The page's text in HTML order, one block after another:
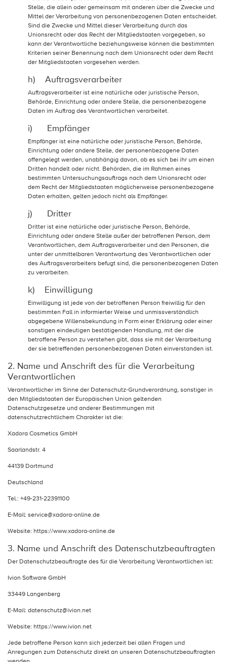
Stelle, die allein oder gemeinsam mit anderen über die Zwecke und
Mittel der Verarbeitung von personenbezogenen Daten entscheidet.
Sind die Zwecke und Mittel dieser Verarbeitung durch das
Unionsrecht oder das Recht der Mitgliedstaaten vorgegeben, so
kann der Verantwortliche beziehungsweise können die bestimmten
Kriterien seiner Benennung nach dem Unionsrecht oder dem Recht
der Mitgliedstaaten vorgesehen werden.
h) Auftragsverarbeiter
Auftragsverarbeiter ist eine natürliche oder juristische Person,
Behörde, Einrichtung oder andere Stelle, die personenbezogene
Daten im Auftrag des Verantwortlichen verarbeitet.
i) Empfänger
Empfänger ist eine natürliche oder juristische Person, Behörde,
Einrichtung oder andere Stelle, der personenbezogene Daten
offengelegt werden, unabhängig davon, ob es sich bei ihr um einen
Dritten handelt oder nicht. Behörden, die im Rahmen eines
bestimmten Untersuchungsauftrags nach dem Unionsrecht oder
dem Recht der Mitgliedstaaten möglicherweise personenbezogene
Daten erhalten, gelten jedoch nicht als Empfänger.
j) Dritter
Dritter ist eine natürliche oder juristische Person, Behörde,
Einrichtung oder andere Stelle außer der betroffenen Person, dem
Verantwortlichen, dem Auftragsverarbeiter und den Personen, die
unter der unmittelbaren Verantwortung des Verantwortlichen oder
des Auftragsverarbeiters befugt sind, die personenbezogenen Daten
zu verarbeiten.
k) Einwilligung
Einwilligung ist jede von der betroffenen Person freiwillig für den
bestimmten Fall in informierter Weise und unmissverständlich
abgegebene Willensbekundung in Form einer Erklärung oder einer
sonstigen eindeutigen bestätigenden Handlung, mit der die
betroffene Person zu verstehen gibt, dass sie mit der Verarbeitung
der sie betreffenden personenbezogenen Daten einverstanden ist.
2. Name und Anschrift des für die Verarbeitung
Verantwortlichen
Verantwortlicher im Sinne der Datenschutz-Grundverordnung, sonstiger in
den Mitgliedstaaten der Europäischen Union geltenden
Datenschutzgesetze und anderer Bestimmungen mit
datenschutzrechtlichem Charakter ist die:
Xadora Cosmetics GmbH
Saarlandstr. 4
44139 Dortmund
Deutschland
Tel.: +49-231-22391100
E-Mail: service@xadora-online.de
Website: https://www.xadora-online.de
3. Name und Anschrift des Datenschutzbeauftragten
Der Datenschutzbeauftragte des für die Verarbeitung Verantwortlichen ist:
Ivion Software GmbH
33449 Langenberg
E-Mail: datenschutz@ivion.net
Website: https://www.ivion.net
Jede betroffene Person kann sich jederzeit bei allen Fragen und
Anregungen zum Datenschutz direkt an unseren Datenschutzbeauftragten